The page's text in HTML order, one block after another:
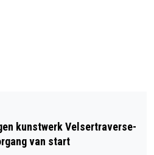
‘HOEK TOT
VOOR ICONISCHE
ROND
JAREN 70 AL
kunstwerk Velsertraverse-
van start